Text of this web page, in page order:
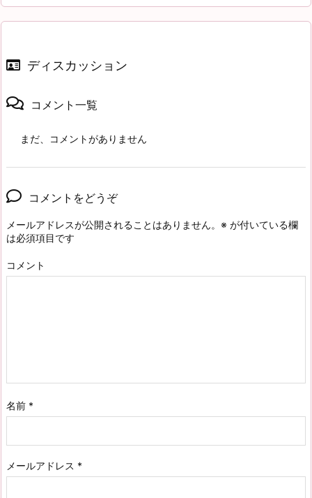
ディスカッション
コメント一覧
まだ、コメントがありません
コメントをどうぞ
メールアドレスが公開されることはありません。 ※ が付いている欄
は必須項目です
コメント
名前 *
メールアドレス *